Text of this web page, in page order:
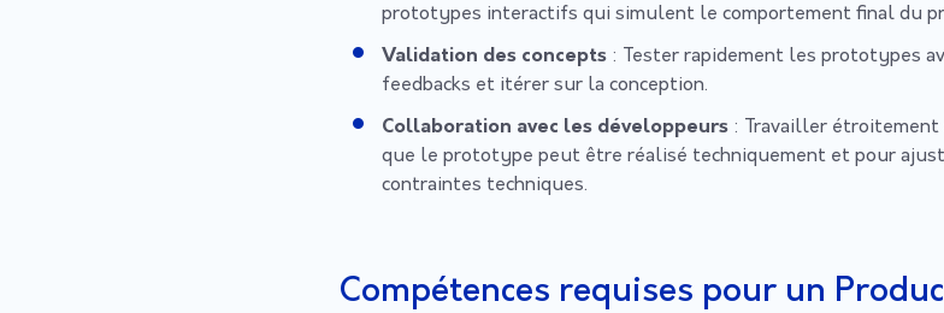
prototypes interactifs qui simulent le comportement final du
Validation des concepts : Tester rapidement les prototypes
feedbacks et itérer sur la conception.
Collaboration avec les développeurs : Travailler étroitement
que le prototype peut être réalisé techniquement et pour
contraintes techniques.
Compétences requises pour un